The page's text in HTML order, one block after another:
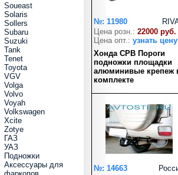
№: 11980
Цена розн.: 22000 руб.
Цена опт.: узнать цену
Хонда СРВ Пороги
подножки площадки
алюминивые крепеж
комплекте
№: 14663
Soueast
Solaris
Sollers
Subaru
Suzuki
Tank
Tenet
Toyota
VGV
Volga
Volvo
Voyah
Volkswagen
Xcite
Zotye
ГАЗ
УАЗ
Подножки
Аксессуары для